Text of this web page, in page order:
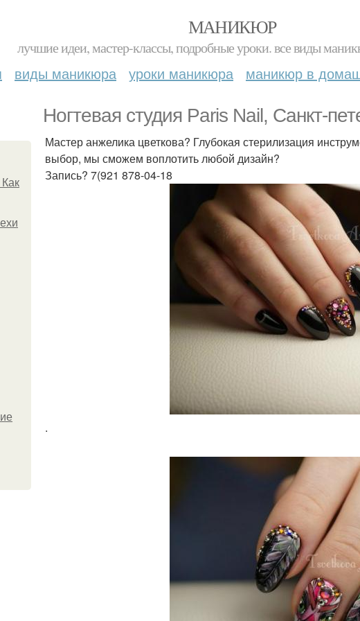
МАНИКЮР
лучшие идеи, мастер-классы, подробные уроки. все виды
виды маникюра уроки маникюра маникюр в
Ногтевая студия Paris Nail, Санкт-
Мастер анжелика цветкова? Глубокая стерилизация
выбор, мы сможем воплотить любой дизайн?
Запись? 7(921 878-04-18
.